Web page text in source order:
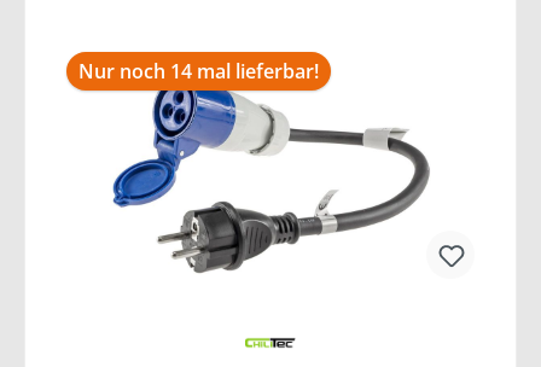
Nur noch 14 mal lieferbar!